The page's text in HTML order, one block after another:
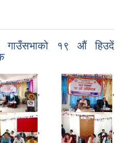
गाउँसभाको १९ औं हिउदें
, ,
, ,